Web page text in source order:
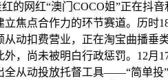
的网红“澳门COCO姐”正在
焦点合作力的环节赛道。历时
动扣费营业，正在淘宝曲播垂
，尚未被明白行政惩罚。12
从动投放托督工具——“简单